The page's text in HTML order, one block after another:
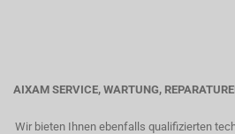
AIXAM SERVICE, WARTUNG,
Wir bieten Ihnen ebenfalls qualifizierten